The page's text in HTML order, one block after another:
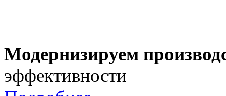
Модернизируем
эффективности